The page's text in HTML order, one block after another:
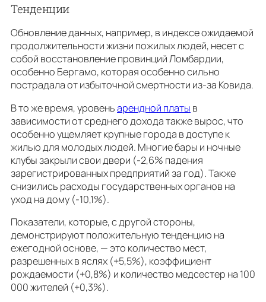
Тенденции
Обновление данных, например, в индексе ожидаемой
продолжительности жизни пожилых людей, несет с
собой восстановление провинций Ломбардии,
особенно Бергамо, которая особенно сильно
пострадала от избыточной смертности из-за Ковида.
В то же время, уровеньарендной платы в
зависимости от среднего дохода также вырос, что
особенно ущемляет крупные города в доступе к
жилью для молодых людей. Многие бары и ночные
клубы закрыли свои двери (-2,6% падения
зарегистрированных предприятий за год). Также
снизились расходы государственных органов на
уход на дому (-10,1%).
Показатели, которые, с другой стороны,
демонстрируют положительную тенденцию на
ежегодной основе, — это количество мест,
разрешенных в яслях (+5,5%), коэффициент
рождаемости (+0,8%) и количество медсестер на 100
000 жителей (+0,3%).